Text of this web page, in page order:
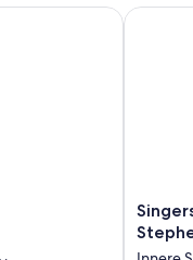
und ein Portier/Hotelpage
hochwertige Bettwaren
Sitzecken und
werden die sauberen
21-